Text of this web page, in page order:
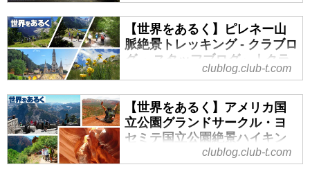
み、あるいは教科書で見た謎めい
た巨大遺跡。
今回お届けするのは、そんな想像
を遥かに超える、歴史と色彩が織
検記をツアー担当の大川内が目で
見て、感じて、体験したままにお
伝えします。
標高の高い古都の空気感、ジャン
星。五感がよろこぶモンゴルへ
——
モンゴルという国を思い浮かべる
と、まず広がるのは地平線まで続
風が流れるたび、黄色や紫の可憐
な野の花が一斉に揺れ、まるで大
地そのものが息づいているようで
す。春から夏にかけて咲き誇る
花々は、訪れる季節ごとに表情を
【世界をあるく】ピレネー山
脈絶景トレッキング - クラブロ
グ ～スタッフブログ～｜クラ
フランスとスペインにまたがるピ
レネー山脈でのトレッキングツア
ーをご紹介します。この記事で
は、花の宝庫ソルテニー谷、世界
遺産のガヴァルニー圏谷など、ピ
clublog.club-t.com
【世界をあるく】アメリカ国
立公園グランドサークル・ヨ
セミテ国立公園絶景ハイキン
グ - クラブログ ～スタッフブ
ログ～｜クラブツーリズム
clublog.club-t.com